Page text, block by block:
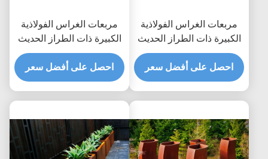
مربعات الغراس الفولاذية
الكبيرة ذات الطراز الحديث
للديكور الخارجي بارتفاع 80
سم
احصل على أفضل سعر
مربعات الغراس الفولاذية
الكبيرة ذات الطراز الحديث
للديكور الخارجي بارتفاع 80
سم
احصل على أفضل سعر